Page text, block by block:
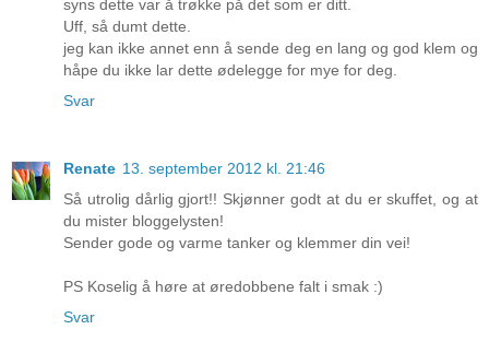
syns dette var å trøkke på det som er ditt.
Uff, så dumt dette.
jeg kan ikke annet enn å sende deg en lang og god klem og
håpe du ikke lar dette ødelegge for mye for deg.
Svar
Renate 13. september 2012 kl. 21:46
Så utrolig dårlig gjort!! Skjønner godt at du er skuffet, og at
du mister bloggelysten!
Sender gode og varme tanker og klemmer din vei!
PS Koselig å høre at øredobbene falt i smak :)
Svar